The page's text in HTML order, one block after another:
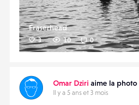
Eraserhead
3 10 0
Omar Dziri aime la photo
Il y a 5 ans et 3 mois